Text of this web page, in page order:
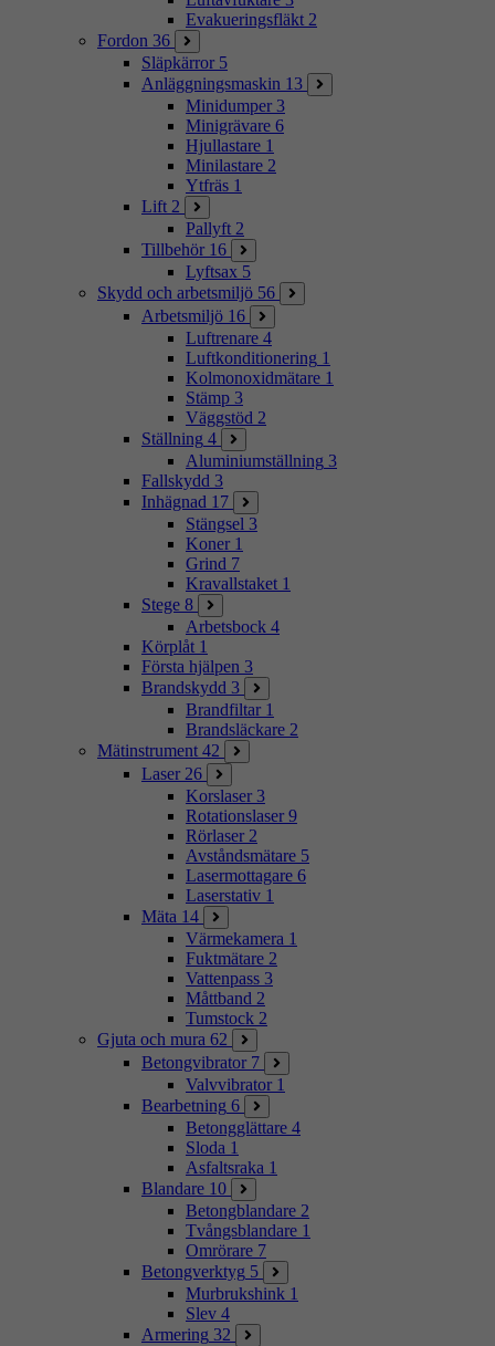
Evakueringsfläkt 2
Fordon 36
Släpkärror 5
Anläggningsmaskin 13
Minidumper 3
Minigrävare 6
Hjullastare 1
Minilastare 2
Ytfräs 1
Lift 2
Pallyft 2
Tillbehör 16
Lyftsax 5
Skydd och arbetsmiljö 56
Arbetsmiljö 16
Luftrenare 4
Luftkonditionering 1
Kolmonoxidmätare 1
Stämp 3
Väggstöd 2
Ställning 4
Aluminiumställning 3
Fallskydd 3
Inhägnad 17
Stängsel 3
Koner 1
Grind 7
Kravallstaket 1
Stege 8
Arbetsbock 4
Körplåt 1
Första hjälpen 3
Brandskydd 3
Brandfiltar 1
Brandsläckare 2
Mätinstrument 42
Laser 26
Korslaser 3
Rotationslaser 9
Rörlaser 2
Avståndsmätare 5
Lasermottagare 6
Laserstativ 1
Mäta 14
Värmekamera 1
Fuktmätare 2
Vattenpass 3
Måttband 2
Tumstock 2
Gjuta och mura 62
Betongvibrator 7
Valvvibrator 1
Bearbetning 6
Betongglättare 4
Sloda 1
Asfaltsraka 1
Blandare 10
Betongblandare 2
Tvångsblandare 1
Omrörare 7
Betongverktyg 5
Murbrukshink 1
Slev 4
Armering 32